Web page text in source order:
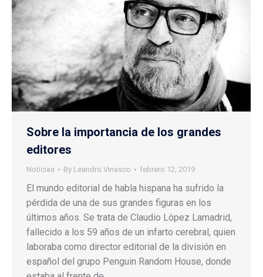
Sobre la importancia de los grandes
editores
Noticias By Leandro Vinasco febrero 12, 2019
El mundo editorial de habla hispana ha sufrido la
pérdida de una de sus grandes figuras en los
últimos años. Se trata de Claudio López Lamadrid,
fallecido a los 59 años de un infarto cerebral, quien
laboraba como director editorial de la división en
español del grupo Penguin Random House, donde